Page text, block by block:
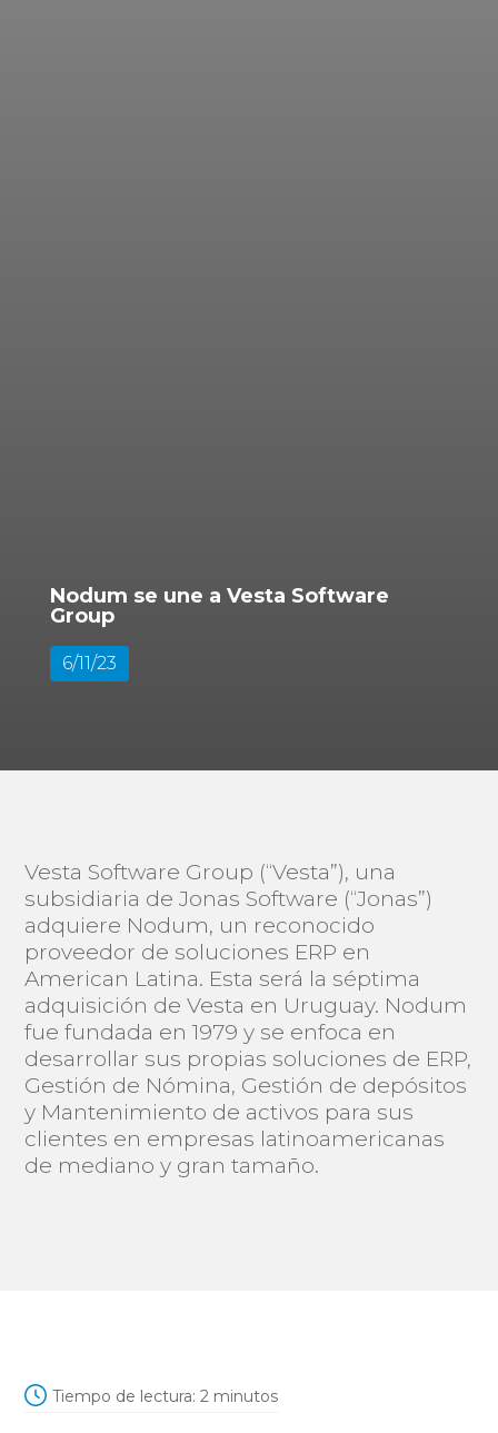
Nodum se une a Vesta Software
Group
6/11/23
Vesta Software Group (“Vesta”), una
subsidiaria de Jonas Software (“Jonas”)
adquiere Nodum, un reconocido
proveedor de soluciones ERP en
American Latina. Esta será la séptima
adquisición de Vesta en Uruguay. Nodum
fue fundada en 1979 y se enfoca en
desarrollar sus propias soluciones de ERP,
Gestión de Nómina, Gestión de depósitos
y Mantenimiento de activos para sus
clientes en empresas latinoamericanas
de mediano y gran tamaño.
Tiempo de lectura: 2 minutos